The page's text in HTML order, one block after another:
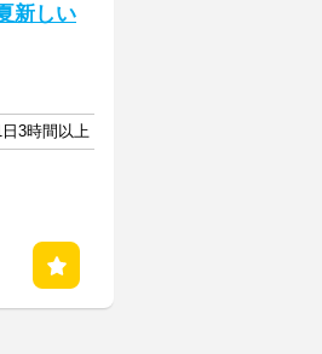
新しい
3時間以上